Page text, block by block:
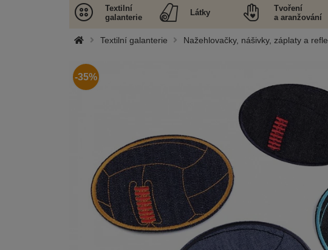
Textilní
galanterie
Látky
Tvoření
a aranžování
Textilní galanterie Nažehlovačky, nášivky, záplaty a
-35%